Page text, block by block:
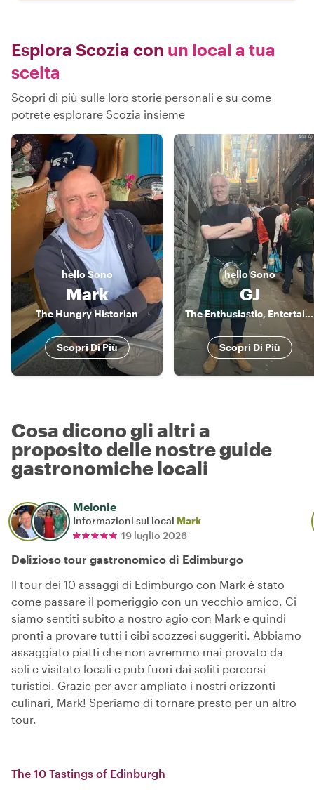
Esplora Scozia con un local a tua
scelta
Scopri di più sulle loro storie personali e su come
potrete esplorare Scozia insieme
helloSono
Mark
The Hungry Historian
Scopri Di Più
helloSono
GJ
The Enthusiastic, Entertaining Local
Scopri Di Più
Cosa dicono gli altri a
proposito delle nostre guide
gastronomiche locali
Melonie
Informazioni sul local Mark
19 luglio 2026
Delizioso tour gastronomico di Edimburgo
Il tour dei 10 assaggi di Edimburgo con Mark è stato
come passare il pomeriggio con un vecchio amico. Ci
siamo sentiti subito a nostro agio con Mark e quindi
pronti a provare tutti i cibi scozzesi suggeriti. Abbiamo
assaggiato piatti che non avremmo mai provato da
soli e visitato locali e pub fuori dai soliti percorsi
turistici. Grazie per aver ampliato i nostri orizzonti
culinari, Mark! Speriamo di tornare presto per un altro
tour.
The 10 Tastings of Edinburgh